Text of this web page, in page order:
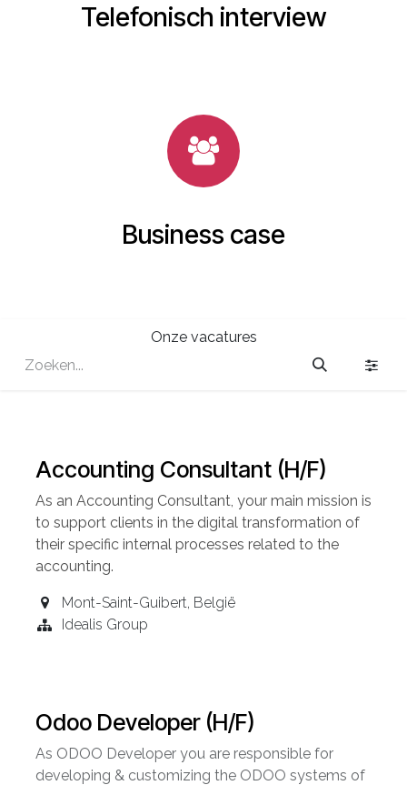
Telefonisch interview
Business case
Onze vacatures
Accounting Consultant (H/F)
As an Accounting Consultant, your main mission is
to support clients in the digital transformation of
their specific internal processes related to the
accounting.
Mont-Saint-Guibert, België
Idealis Group
Odoo Developer (H/F)
As ODOO Developer you are responsible for
developing & customizing the ODOO systems of